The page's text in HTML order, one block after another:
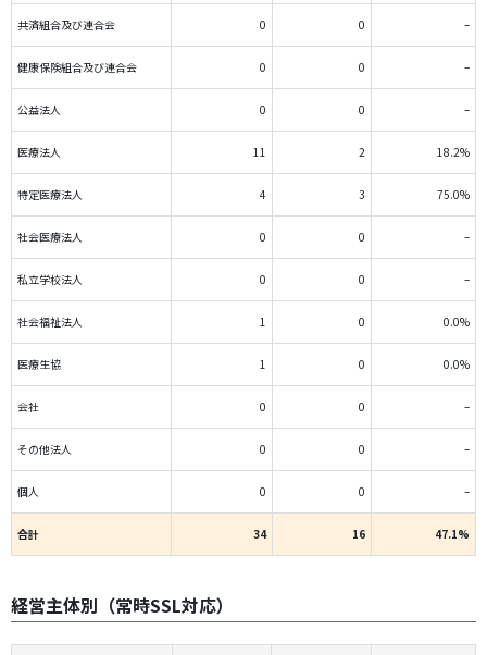
共済組合及び連合会 0 0 –
健康保険組合及び連合会 0 0 –
公益法人 0 0 –
医療法人 11 2 18.2%
特定医療法人 4 3 75.0%
社会医療法人 0 0 –
私立学校法人 0 0 –
社会福祉法人 1 0 0.0%
医療生協 1 0 0.0%
会社 0 0 –
その他法人 0 0 –
個人 0 0 –
合計 34 16 47.1%
経営主体別（常時SSL対応）